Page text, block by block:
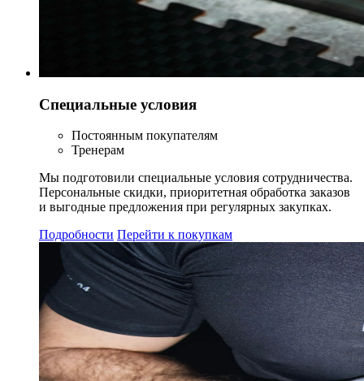
Специальные условия
Постоянным покупателям
Тренерам
Мы подготовили специальные условия сотрудничества.
Персональные скидки, приоритетная обработка заказов
и выгодные предложения при регулярных закупках.
Подробности Перейти к покупкам